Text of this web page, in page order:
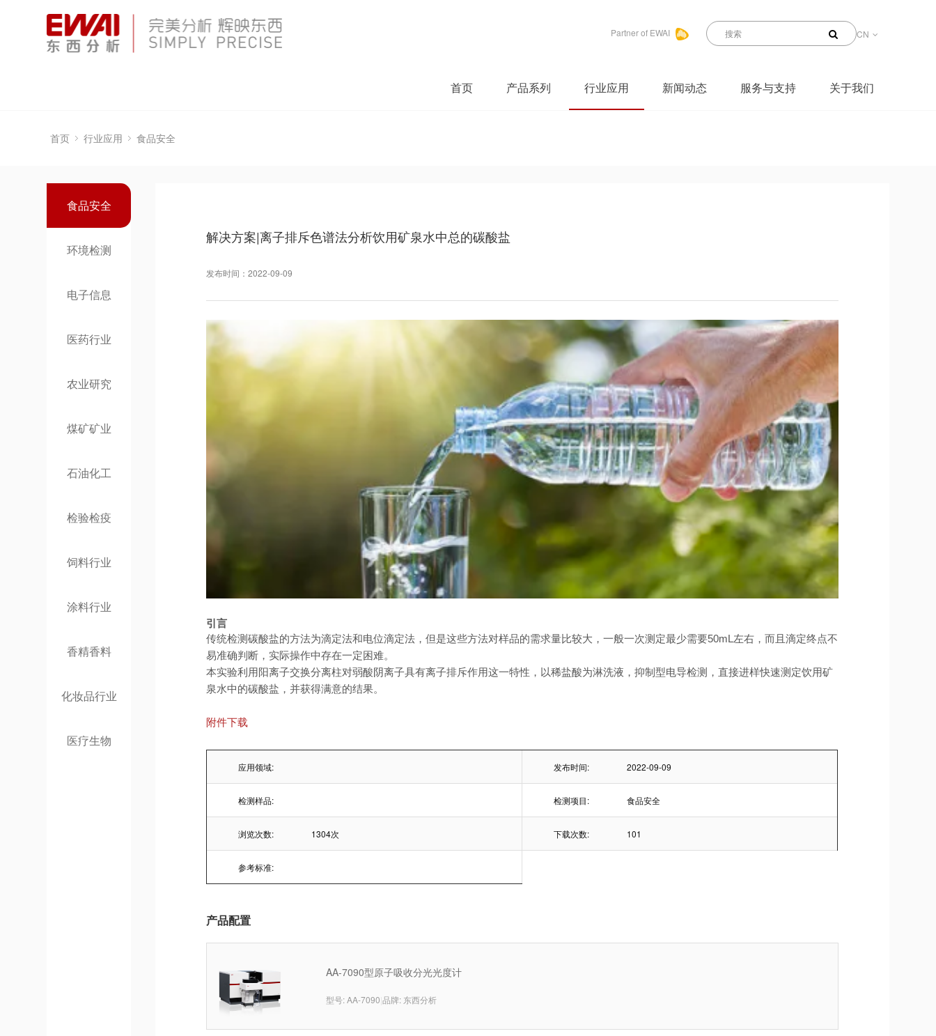
Partner of EWAI CN
首页 产品系列 行业应用 新闻动态 服务与支持 关于我们
首页 行业应用 食品安全
食品安全
环境检测
电子信息
医药行业
农业研究
煤矿矿业
石油化工
检验检疫
饲料行业
涂料行业
香精香料
化妆品行业
医疗生物
解决方案|离子排斥色谱法分析饮用矿泉水中总的碳酸盐
发布时间：2022-09-09
引言
传统检测碳酸盐的方法为滴定法和电位滴定法，但是这些方法对样品的需求量比较大，一般一次测定最少需要50mL左右，而且滴定终点不
易准确判断，实际操作中存在一定困难。
本实验利用阳离子交换分离柱对弱酸阴离子具有离子排斥作用这一特性，以稀盐酸为淋洗液，抑制型电导检测，直接进样快速测定饮用矿
泉水中的碳酸盐，并获得满意的结果。
附件下载
应用领域: 发布时间: 2022-09-09
检测样品: 检测项目: 食品安全
浏览次数: 1304次 下载次数: 101
参考标准:
产品配置
AA-7090型原子吸收分光光度计
型号: AA-7090 品牌: 东西分析